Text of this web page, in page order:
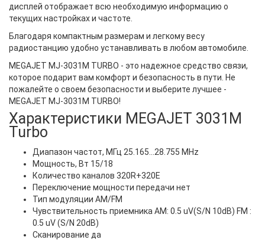
дисплей отображает всю необходимую информацию о
текущих настройках и частоте.
Благодаря компактным размерам и легкому весу
радиостанцию удобно устанавливать в любом автомобиле.
MEGAJET MJ-3031M TURBO - это надежное средство связи,
которое подарит вам комфорт и безопасность в пути. Не
пожалейте о своем безопасности и выберите лучшее -
MEGAJET MJ-3031M TURBO!
Характеристики MEGAJET 3031M
Turbo
Диапазон частот, МГц 25.165...28.755 MHz
Мощность, Вт 15/18
Количество каналов 320R+320E
Переключение мощности передачи нет
Тип модуляции АМ/FM
Чувствительность приемника AM: 0.5 uV(S/N 10dB) FM :
0.5 uV (S/N 20dB)
Сканирование да